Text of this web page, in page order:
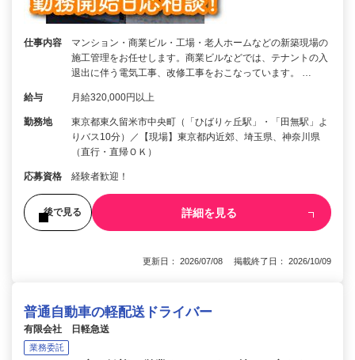
仕事内容
マンション・商業ビル・工場・老人ホームなどの新築現場の
施工管理をお任せします。商業ビルなどでは、テナントの入
退出に伴う電気工事、改修工事をおこなっています。 …
給与 月給320,000円以上
勤務地
東京都東久留米市中央町（「ひばりヶ丘駅」・「田無駅」よ
りバス10分）／【現場】東京都内近郊、埼玉県、神奈川県
（直行・直帰ＯＫ）
応募資格 経験者歓迎！
後で見る 詳細を見る
更新日： 2026/07/08 掲載終了日： 2026/10/09
普通自動車の軽配送ドライバー
有限会社 日軽急送
業務委託